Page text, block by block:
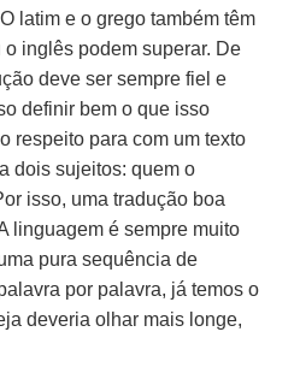
latim e o grego também têm
o inglês podem superar. De
deve ser sempre fiel e
definir bem o que isso
respeito para com um texto
dois sujeitos: quem o
isso, uma tradução boa
linguagem é sempre muito
pura sequência de
por palavra, já temos o
deveria olhar mais longe,